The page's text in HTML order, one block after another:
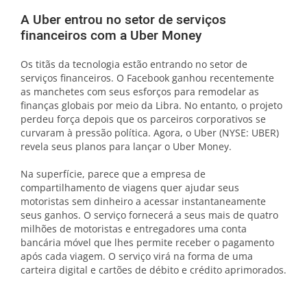
A Uber entrou no setor de serviços
financeiros com a Uber Money
Os titãs da tecnologia estão entrando no setor de
serviços financeiros. O Facebook ganhou recentemente
as manchetes com seus esforços para remodelar as
finanças globais por meio da Libra. No entanto, o projeto
perdeu força depois que os parceiros corporativos se
curvaram à pressão política. Agora, o Uber (NYSE: UBER)
revela seus planos para lançar o Uber Money.
Na superfície, parece que a empresa de
compartilhamento de viagens quer ajudar seus
motoristas sem dinheiro a acessar instantaneamente
seus ganhos. O serviço fornecerá a seus mais de quatro
milhões de motoristas e entregadores uma conta
bancária móvel que lhes permite receber o pagamento
após cada viagem. O serviço virá na forma de uma
carteira digital e cartões de débito e crédito aprimorados.